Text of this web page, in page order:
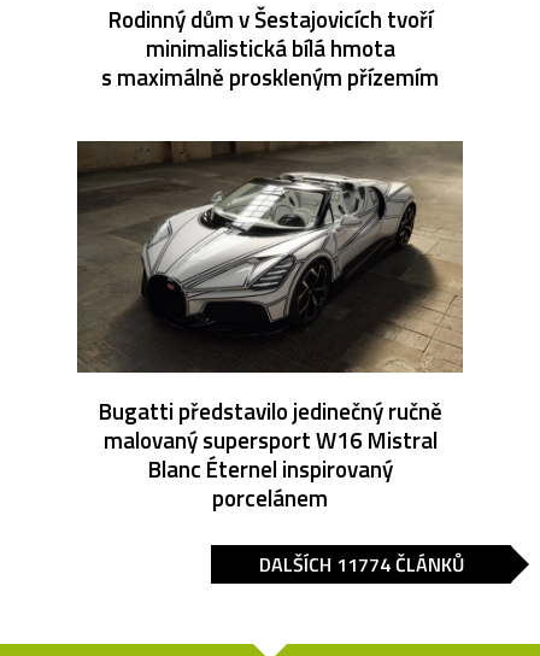
Rodinný dům v Šestajovicích tvoří
minimalistická bílá hmota
s maximálně proskleným přízemím
Bugatti představilo jedinečný ručně
malovaný supersport W16 Mistral
Blanc Éternel inspirovaný
porcelánem
DALŠÍCH 11774 ČLÁNKŮ